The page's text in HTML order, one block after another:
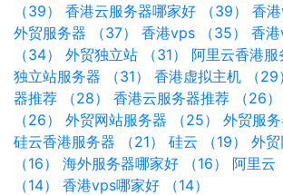
（39）
香港云服务器哪家好 （39）
香
外贸服务器 （37）
香港vps （35）
香
（34）
外贸独立站 （31） 阿里云香港服
独立站服务器 （31）
香港虚拟主机 （29）
器推荐 （28）
香港云服务器推荐 （26）
（26）
外贸网站服务器 （25）
外贸服务
硅云香港服务器 （21）
硅云 （19） 外贸
（16）
海外服务器哪家好 （16） 阿里云
（14）
香港vps哪家好 （14）